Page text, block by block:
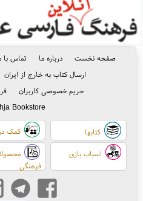
صفحه نخست درباره ما تماس با
ارسال کتاب به خارج از ایران
حریم خصوصی کاربران
Bookstore
کتابها کمک
اسباب بازی
فرهنگی